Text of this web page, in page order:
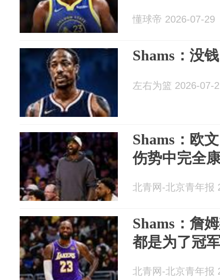
懂球帝 2026-07-29
Shams：没
左右为篮 2026-07-
Shams：欧
伤势中完全
北青网-北京青年报
Shams：詹
都是为了冠
北青网-北京青年报